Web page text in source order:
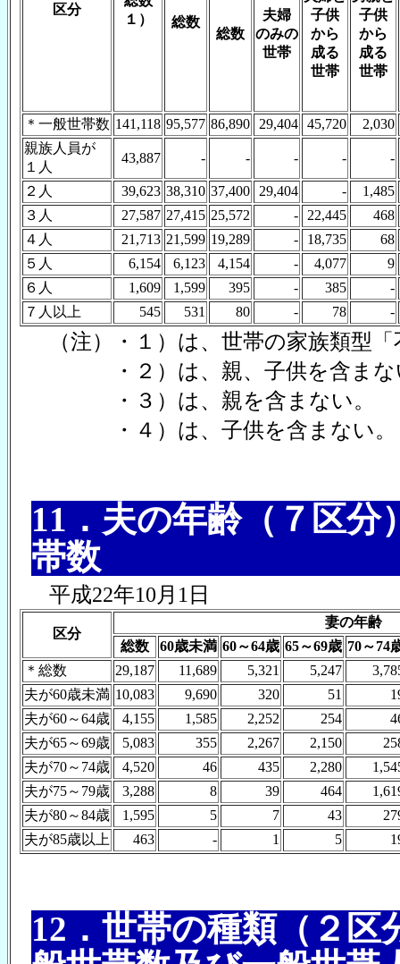
区分
１）
総数
総数
夫婦
のみの
世帯
子供
から
成る
世帯
子供
から
成る
世帯
＊一般世帯数 141,118 95,577 86,890 29,404 45,720
2,030
親族人員が
１人
43,887 - - - - -
２人 39,623 38,310 37,400 29,404 -
1,485
３人
27,587 27,415 25,572 - 22,445
468
４人
21,713 21,599 19,289 - 18,735
68
５人
6,154 6,123 4,154 - 4,077
9
６人
1,609 1,599 395 - 385
-
７人以上
545 531 80 - 78 -
（注）・１）は、世帯の家族類型
・２）は、親、子供を含まな
・３）は、親を含まない。
・４）は、子供を含まない。
11．夫の年齢（７区
帯数
平成22年10月1日
区分
妻の年齢
総数
60歳未満 60～64歳 65～69歳 70～74
＊総数
29,187 11,689 5,321 5,247
夫が60歳未満 10,083 9,690 320 51
夫が60～64歳
4,155 1,585 2,252 254
夫が65～69歳
5,083 355 2,267 2,150
夫が70～74歳
4,520 46 435 2,280
夫が75～79歳
3,288 8 39 464
夫が80～84歳
1,595 5 7 43
夫が85歳以上
463 - 1 5
12．世帯の種類（２区